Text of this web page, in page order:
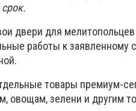
двери для мелитопольцев
работы к заявленному
товары премиум-
овощам, зелени и другим